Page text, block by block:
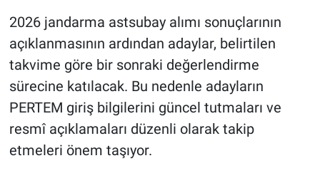
2026 jandarma astsubay alımı sonuçlarının
açıklanmasının ardından adaylar, belirtilen
takvime göre bir sonraki değerlendirme
sürecine katılacak. Bu nedenle adayların
PERTEM giriş bilgilerini güncel tutmaları ve
resmî açıklamaları düzenli olarak takip
etmeleri önem taşıyor.